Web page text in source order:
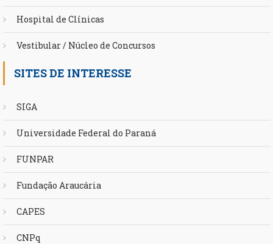
Hospital de Clínicas
Vestibular / Núcleo de Concursos
SITES DE INTERESSE
SIGA
Universidade Federal do Paraná
FUNPAR
Fundação Araucária
CAPES
CNPq